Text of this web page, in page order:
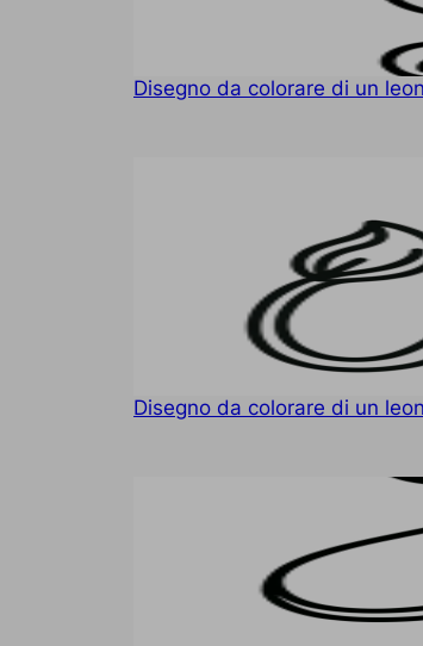
Disegno da colorare di un
Disegno da colorare di un